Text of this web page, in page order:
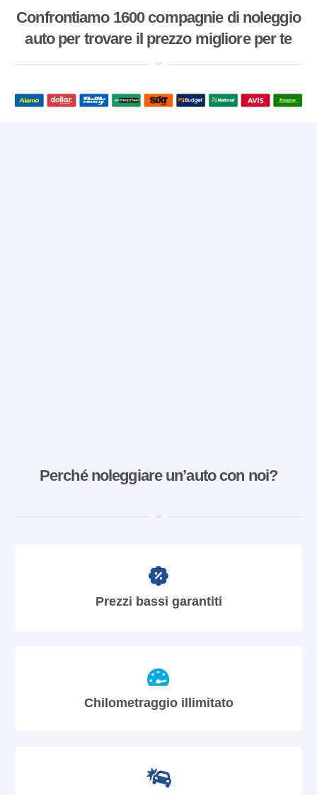
Confrontiamo 1600 compagnie di noleggio
auto per trovare il prezzo migliore per te
Perché noleggiare un’auto con noi?
Prezzi bassi garantiti
Chilometraggio illimitato